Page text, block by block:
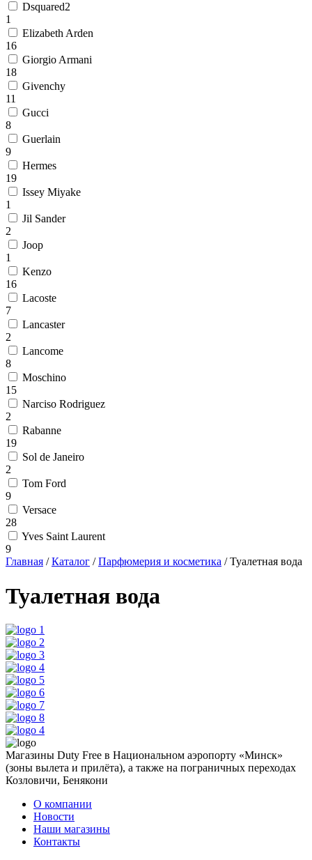
Dsquared2
1
Elizabeth Arden
16
Giorgio Armani
18
Givenchy
11
Gucci
8
Guerlain
9
Hermes
19
Issey Miyake
1
Jil Sander
2
Joop
1
Kenzo
16
Lacoste
7
Lancaster
2
Lancome
8
Moschino
15
Narciso Rodriguez
2
Rabanne
19
Sol de Janeiro
2
Tom Ford
9
Versace
28
Yves Saint Laurent
9
Главная /Каталог /Парфюмерия и косметика /Туалетная вода
Туалетная вода
Магазины Duty Free в Национальном аэропорту «Минск»
(зоны вылета и прилёта), а также на пограничных переходах
Козловичи, Бенякони
О компании
Новости
Наши магазины
Контакты